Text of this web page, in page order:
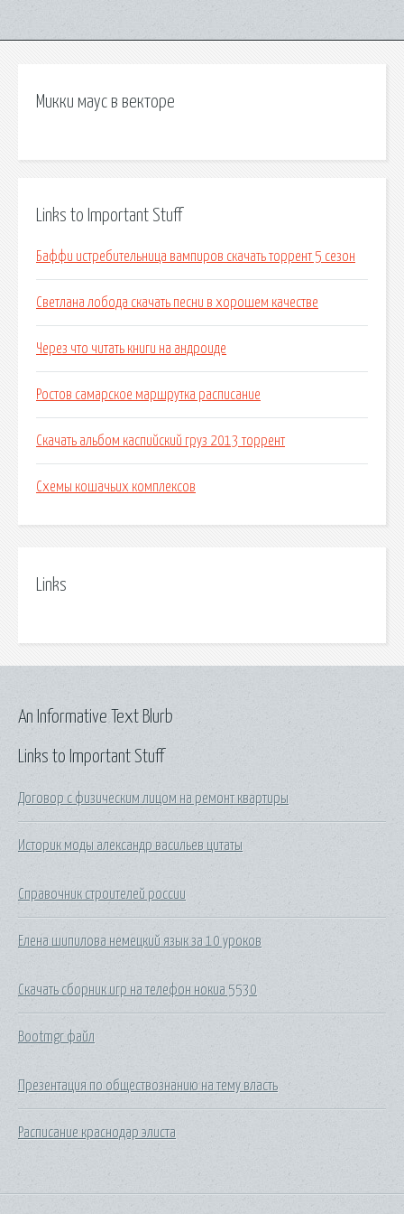
Микки маус в векторе
Links to Important Stuff
Баффи истребительница вампиров скачать торрент 5 сезон
Светлана лобода скачать песни в хорошем качестве
Через что читать книги на андроиде
Ростов самарское маршрутка расписание
Скачать альбом каспийский груз 2013 торрент
Схемы кошачьих комплексов
Links
Links to Important Stuff
Договор с физическим лицом на ремонт квартиры
Историк моды александр васильев цитаты
Справочник строителей россии
Елена шипилова немецкий язык за 10 уроков
Скачать сборник игр на телефон нокиа 5530
Bootmgr файл
Презентация по обществознанию на тему власть
Расписание краснодар элиста
An Informative Text Blurb